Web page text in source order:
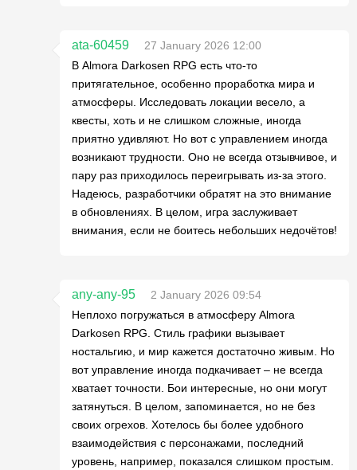
ata-60459
27 January 2026 12:00
В Almora Darkosen RPG есть что-то
притягательное, особенно проработка мира и
атмосферы. Исследовать локации весело, а
квесты, хоть и не слишком сложные, иногда
приятно удивляют. Но вот с управлением иногда
возникают трудности. Оно не всегда отзывчивое, и
пару раз приходилось переигрывать из-за этого.
Надеюсь, разработчики обратят на это внимание
в обновлениях. В целом, игра заслуживает
внимания, если не боитесь небольших недочётов!
any-any-95
2 January 2026 09:54
Неплохо погружаться в атмосферу Almora
Darkosen RPG. Стиль графики вызывает
ностальгию, и мир кажется достаточно живым. Но
вот управление иногда подкачивает – не всегда
хватает точности. Бои интересные, но они могут
затянуться. В целом, запоминается, но не без
своих огрехов. Хотелось бы более удобного
взаимодействия с персонажами, последний
уровень, например, показался слишком простым.